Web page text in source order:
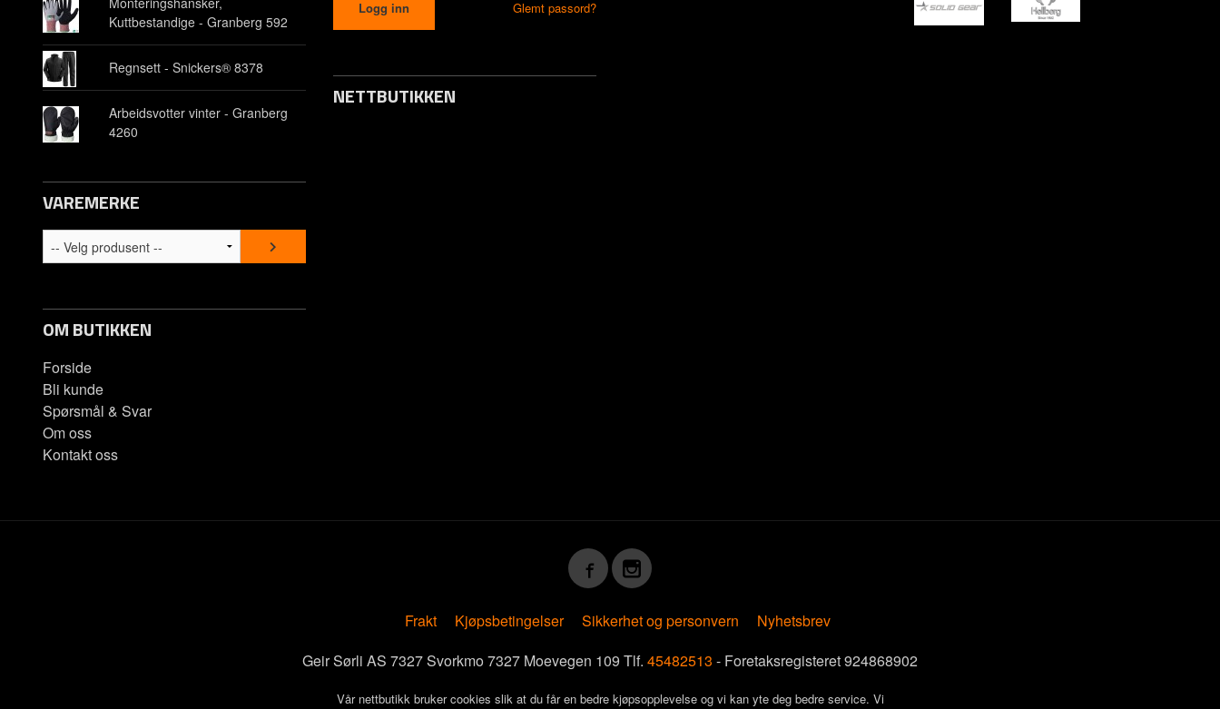
Kuttbestandige - Granberg 592
Regnsett - Snickers® 8378
Arbeidsvotter vinter - Granberg
4260
VAREMERKE
OM BUTIKKEN
Forside
Bli kunde
Spørsmål & Svar
Om oss
Kontakt oss
Glemt passord?
NETTBUTIKKEN
Frakt Kjøpsbetingelser Sikkerhet og personvern
Nyhetsbrev
Geir Sørli AS 7327 Svorkmo 7327 Moevegen 109 Tlf. 45482513 - Foretaksregisteret 924868902
Vår nettbutikk bruker cookies slik at du får en bedre kjøpsopplevelse og vi kan yte deg bedre service. Vi